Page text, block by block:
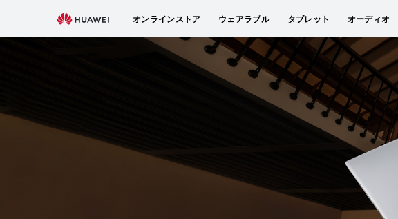
ー
オンラインストア ウェアラブル タブレット オーディオ